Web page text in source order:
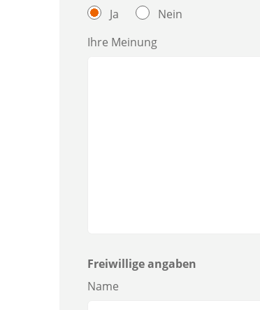
Ja
Nein
Ihre Meinung
Freiwillige angaben
Name